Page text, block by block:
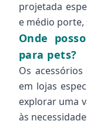
projetada
e médio
Onde
para pets?
Os
em lojas
explorar uma
às